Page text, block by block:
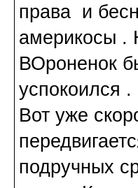
права и
америкосы .
ВОроненок
успокоился
Вот уже
подручных